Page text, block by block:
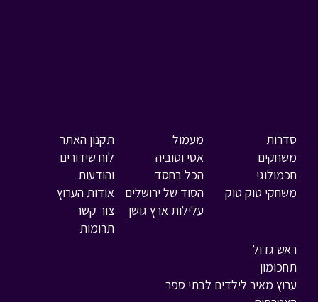
סדרות
משחקים
חכמולוגי
משחקי טוק טוק
מעמול
אסי וטוביה
הכל בחסד
הסוד של ירושלים
עלילות ארץ גושן
ראש גדול
תחכומון
ערוץ מאיר לילדים לבתי ספר
תקנון האתר
לוח שידורים
והודעות
אודות הערוץ
צור קשר
תרומות